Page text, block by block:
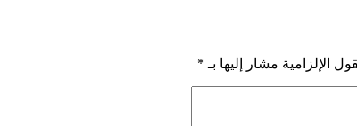
الإلزامية مشار إليها بـ *